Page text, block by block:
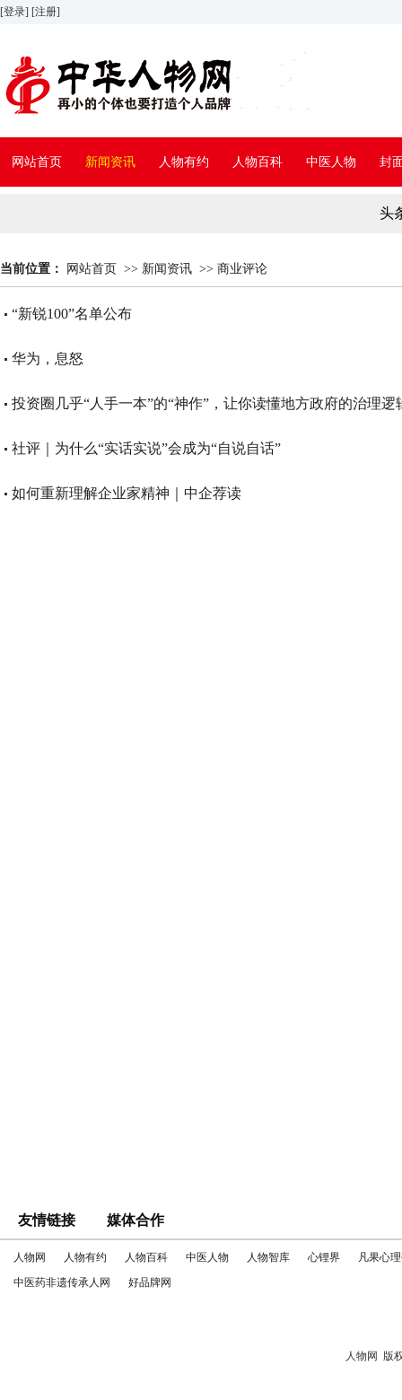
[登录] [注册]
网站首页 新闻资讯 人物有约 人物百科 中医人物 封
头
当前位置： 网站首页 >> 新闻资讯 >> 商业评论
“新锐100”名单公布
华为，息怒
投资圈几乎“人手一本”的“神作”，让你读懂地方政府的治理逻
社评｜为什么“实话实说”会成为“自说自话”
如何重新理解企业家精神｜中企荐读
友情链接 媒体合作
人物网 人物有约 人物百科 中医人物 人物智库 心锂界
凡果心
中医药非遗传承人网
好品牌网
人物网 版